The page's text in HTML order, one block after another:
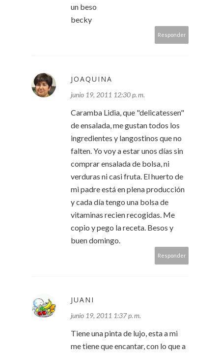
un beso
becky
Responder
JOAQUINA
junio 19, 2011 12:30 p. m.
Caramba Lidia, que "delicatessen"
de ensalada, me gustan todos los
ingredientes y langostinos que no
falten. Yo voy a estar unos días sin
comprar ensalada de bolsa, ni
verduras ni casi fruta. El huerto de
mi padre está en plena producción
y cada día tengo una bolsa de
vitaminas recien recogidas. Me
copio y pego la receta. Besos y
buen domingo.
Responder
JUANI
junio 19, 2011 1:37 p. m.
Tiene una pinta de lujo, esta a mi
me tiene que encantar, con lo que a